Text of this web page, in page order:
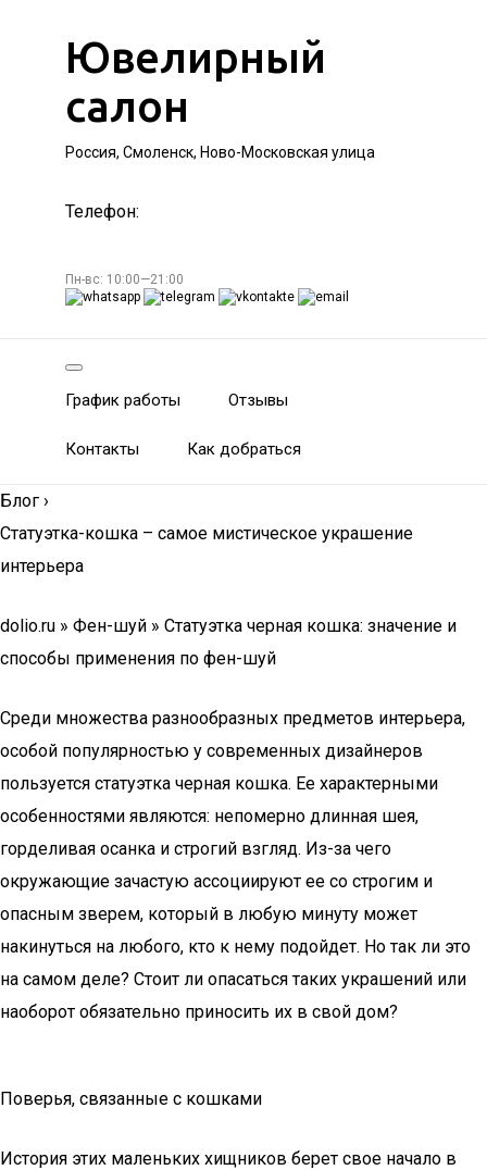
Ювелирный
салон
Россия, Смоленск, Ново-Московская улица
Телефон:
Пн-вс: 10:00—21:00
График работы Отзывы
Контакты Как добраться
Блог ›
Статуэтка-кошка – самое мистическое украшение
интерьера
dolio.ru » Фен-шуй » Статуэтка черная кошка: значение и
способы применения по фен-шуй
Среди множества разнообразных предметов интерьера,
особой популярностью у современных дизайнеров
пользуется статуэтка черная кошка. Ее характерными
особенностями являются: непомерно длинная шея,
горделивая осанка и строгий взгляд. Из-за чего
окружающие зачастую ассоциируют ее со строгим и
опасным зверем, который в любую минуту может
накинуться на любого, кто к нему подойдет. Но так ли это
на самом деле? Стоит ли опасаться таких украшений или
наоборот обязательно приносить их в свой дом?
Поверья, связанные с кошками
История этих маленьких хищников берет свое начало в